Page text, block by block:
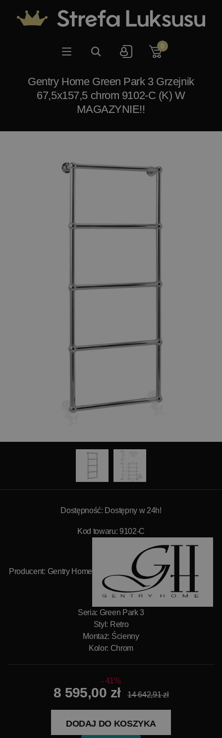
0
Gentry Home Green Park 3 Grzejnik
67,5x157,5 chrom 9102-C (K) W
MAGAZYNIE!!
Dostępność: Dostępny w 24h!
Kod towaru: 9102-C
Producent: Gentry Home
Seria: Green Park 3
Styl: Retro
Montaż: Ścienny
Kolor: Chrom
41%
8 595,00 zł 14 642,91 zł
DODAJ DO KOSZYKA